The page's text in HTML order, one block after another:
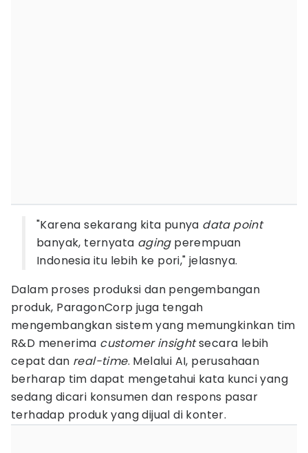
"Karena sekarang kita punya data point
banyak, ternyata aging perempuan
Indonesia itu lebih ke pori," jelasnya.
Dalam proses produksi dan pengembangan
produk, ParagonCorp juga tengah
mengembangkan sistem yang memungkinkan tim
R&D menerima customer insightsecara lebih
cepat dan real-time. Melalui AI, perusahaan
berharap tim dapat mengetahui kata kunci yang
sedang dicari konsumen dan respons pasar
terhadap produk yang dijual di konter.